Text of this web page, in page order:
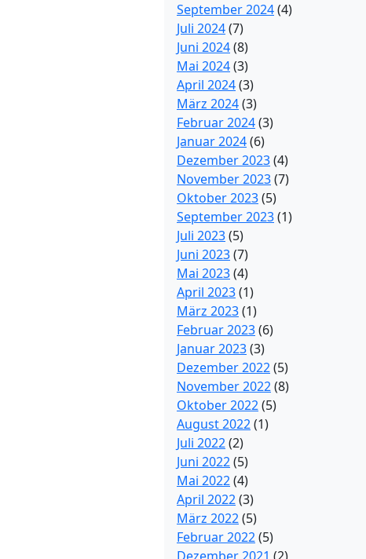
September 2024(4)
Juli 2024(7)
Juni 2024(8)
Mai 2024(3)
April 2024(3)
März 2024(3)
Februar 2024(3)
Januar 2024(6)
Dezember 2023(4)
November 2023(7)
Oktober 2023(5)
September 2023(1)
Juli 2023(5)
Juni 2023(7)
Mai 2023(4)
April 2023(1)
März 2023(1)
Februar 2023(6)
Januar 2023(3)
Dezember 2022(5)
November 2022(8)
Oktober 2022(5)
August 2022(1)
Juli 2022(2)
Juni 2022(5)
Mai 2022(4)
April 2022(3)
März 2022(5)
Februar 2022(5)